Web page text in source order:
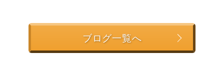
ブログ一覧へ